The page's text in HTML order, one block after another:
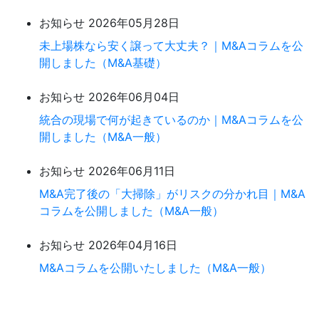
お知らせ 2026年05月28日
未上場株なら安く譲って大丈夫？｜M&Aコラムを公
開しました（M&A基礎）
お知らせ 2026年06月04日
統合の現場で何が起きているのか｜M&Aコラムを公
開しました（M&A一般）
お知らせ 2026年06月11日
M&A完了後の「大掃除」がリスクの分かれ目｜M&A
コラムを公開しました（M&A一般）
お知らせ 2026年04月16日
M&Aコラムを公開いたしました（M&A一般）